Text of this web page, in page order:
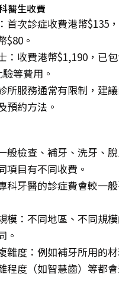
醫生收費
首次診症收費港幣$135
$80。
：收費港幣$1,190，已
等費用。
所服務通常有限制，建
預約方法。
般檢查、補牙、洗牙、
項目有不同收費。
科牙醫的診症費會較一
模：不同地區、不同規
。
雜度：例如補牙所用的
程度（如智慧齒）等都